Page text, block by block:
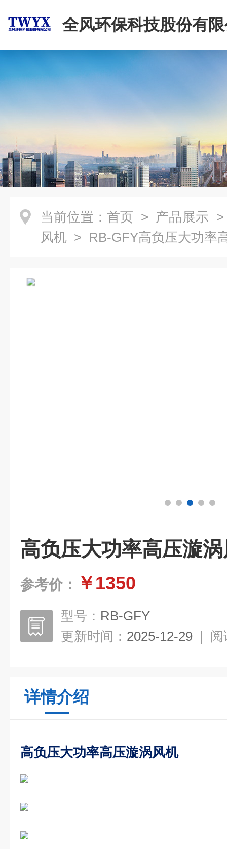
全风环保科技股份有
当前位置： 首页 > 产品展示
风机 > RB-GFY高负压大功率
高负压大功率高压漩
参考价： ￥1350
型号： RB-GFY
更新时间： 2025-12-29 | 阅
详情介绍
高负压大功率高压漩涡风机